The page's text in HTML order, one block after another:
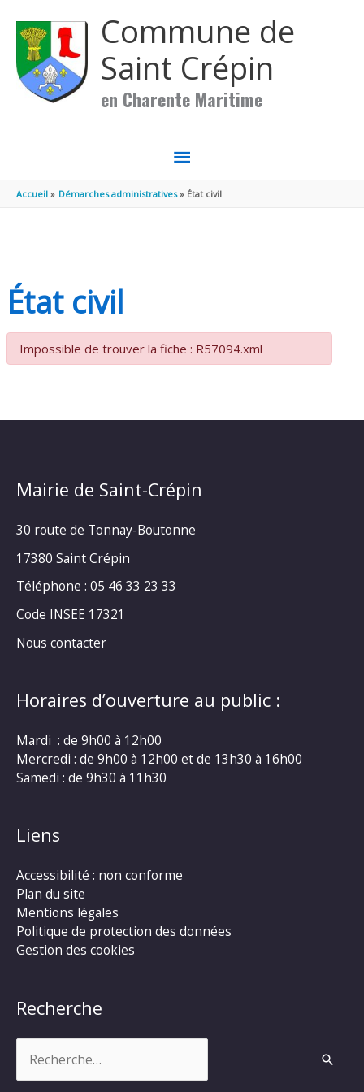
Commune de
Saint Crépin
en Charente Maritime
MENU
PRINCIPAL
Accueil Démarches administratives État civil
État civil
Impossible de trouver la fiche : R57094.xml
Mairie de Saint-Crépin
30 route de Tonnay-Boutonne
17380 Saint Crépin
Téléphone : 05 46 33 23 33
Code INSEE 17321
Nous contacter
Horaires d’ouverture au public :
Mardi : de 9h00 à 12h00
Mercredi : de 9h00 à 12h00 et de 13h30 à 16h00
Samedi : de 9h30 à 11h30
Liens
Accessibilité : non conforme
Plan du site
Mentions légales
Politique de protection des données
Gestion des cookies
Recherche